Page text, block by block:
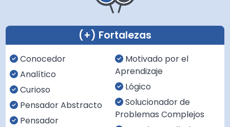
(+) Fortalezas
Conocedor
Analítico
Curioso
Pensador Abstracto
Pensador
Motivado por el
Aprendizaje
Lógico
Solucionador de
Problemas Complejos